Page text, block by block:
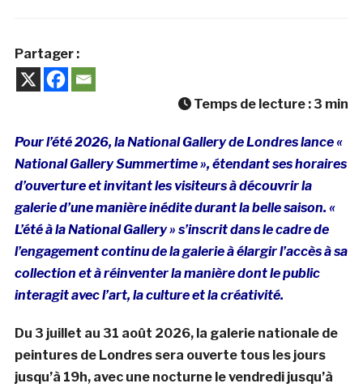
Partager :
Temps de lecture : 3 min
Pour l’été 2026, la National Gallery de Londres lance «
National Gallery Summertime », étendant ses horaires
d’ouverture et invitant les visiteurs à découvrir la
galerie d’une manière inédite durant la belle saison. «
L’été à la National Gallery » s’inscrit dans le cadre de
l’engagement continu de la galerie à élargir l’accès à sa
collection et à réinventer la manière dont le public
interagit avec l’art, la culture et la créativité.
Du 3 juillet au 31 août 2026, la galerie nationale de
peintures de Londres sera ouverte tous les jours
jusqu’à 19h, avec une nocturne le vendredi jusqu’à